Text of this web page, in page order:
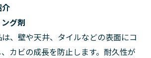
グ剤
、壁や天井、タイルなどの表面にコ
カビの成長を防止します。耐久性が